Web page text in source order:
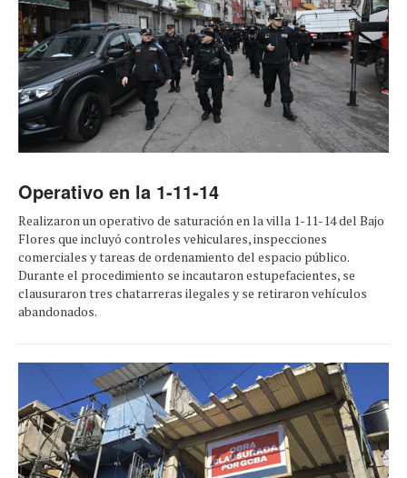
Operativo en la 1-11-14
Realizaron un operativo de saturación en la villa 1-11-14 del Bajo
Flores que incluyó controles vehiculares, inspecciones
comerciales y tareas de ordenamiento del espacio público.
Durante el procedimiento se incautaron estupefacientes, se
clausuraron tres chatarreras ilegales y se retiraron vehículos
abandonados.